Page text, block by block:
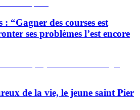
“Gagner des courses est
ses problèmes l’est encore
de la vie, le jeune saint Pier